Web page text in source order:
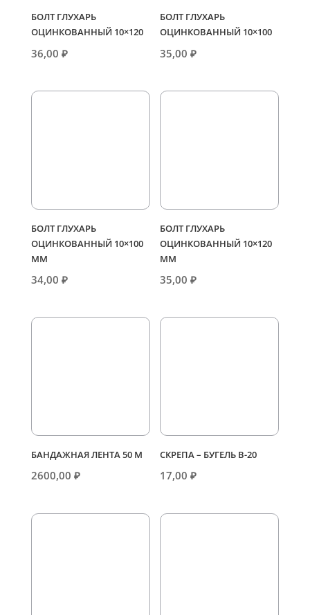
БОЛТ ГЛУХАРЬ
ОЦИНКОВАННЫЙ 10×120
36,00 ₽
БОЛТ ГЛУХАРЬ
ОЦИНКОВАННЫЙ 10×100
35,00₽
БОЛТ ГЛУХАРЬ
ОЦИНКОВАННЫЙ 10×100
ММ
34,00 ₽
БОЛТ ГЛУХАРЬ
ОЦИНКОВАННЫЙ 10×120
ММ
35,00₽
БАНДАЖНАЯ ЛЕНТА 50 М
2600,00 ₽
СКРЕПА – БУГЕЛЬ В-20
17,00₽